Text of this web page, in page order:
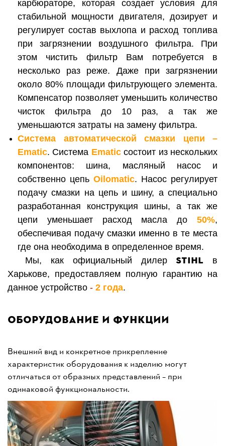
карбюраторе, которая создает условия для
стабильной мощности двигателя, дозирует и
регулирует состав выхлопа и расход топлива
при загрязнении воздушного фильтра. При
этом чистить фильтр Вам потребуется в
несколько раз реже. Даже при загрязнении
около 80% площади фильтрующего элемента.
Компенсатор позволяет уменьшить количество
чисток фильтра до 10 раз, а так же
уменьшаются затраты на замену фильтра.
Система автоматической смазки цепи –
Ematic. Система Ematicсостоит из нескольких
компонентов: шина, масляный насос и
собственно цепь Oilomatic. Насос регулирует
подачу смазки на цепь и шину, а специально
разработанная конструкция шины, а так же
цепи уменьшает расход масла до 50%,
обеспечивая подачу смазки именно в те места
где она необходима в определенное время.
Мы, как официальный дилер STIHL
в
Харькове, предоставляем полную гарантию на
данное устройство - 2 года.
Оборудование и функции
Внешний вид и конкретное прикрепление
характеристик оборудования к изделию могут
отличаться от образных представлений – при
одинаковой функциональности.